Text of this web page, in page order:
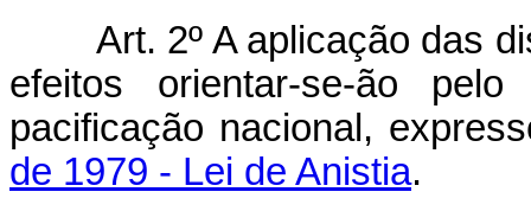
Art. 2º A aplicação das
efeitos orientar-se-ão
pacificação nacional,
de 1979 - Lei de Anistia.